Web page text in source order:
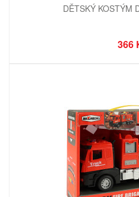
DĚTSKÝ KOSTÝM
366